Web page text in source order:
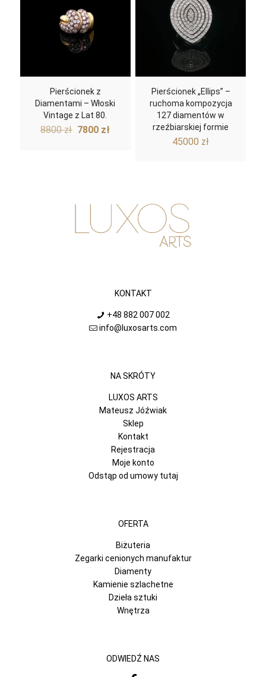
Pierścionek z
Diamentami – Włoski
Vintage z Lat 80.
8800zł Pierwotna
7800 złAktualna
Pierścionek „Ellips” –
ruchoma kompozycja
127 diamentów w
rzeźbiarskiej formie
45000 zł
KONTAKT
+48 882 007 002
info@luxosarts.com
NA SKRÓTY
LUXOS ARTS
Mateusz Jóźwiak
Sklep
Kontakt
Rejestracja
Moje konto
Odstąp od umowy tutaj
OFERTA
Biżuteria
Zegarki cenionych manufaktur
Diamenty
Kamienie szlachetne
Dzieła sztuki
Wnętrza
ODWIEDŹ NAS